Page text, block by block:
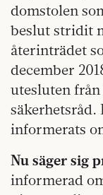
domstolen
beslut stridit
återinträdet
december
utesluten
säkerhetsråd.
informerats
Nu säger sig
informerad